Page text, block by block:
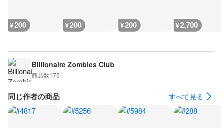
¥200 ¥200 ¥200 ¥2,700
Billionaire Zombies Club
商品数175
同じ作者の商品 すべて見る